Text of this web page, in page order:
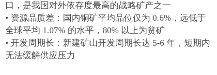
口，是我国对外依存度最高的战略矿产之一
• 资源品质差 ：国内铜矿平均品位仅为 0.6% ，远低于
全球平均 1.07% 的水平，80% 以上为贫矿
•开发周期长 ：新建矿山开发周期长达 5-6年，短期内
无法缓解供应压力